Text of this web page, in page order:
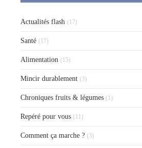
Actualités flash (17)
Santé (17)
Alimentation (15)
Mincir durablement (3)
Chroniques fruits & légumes (1)
Repéré pour vous (11)
Comment ça marche ? (3)